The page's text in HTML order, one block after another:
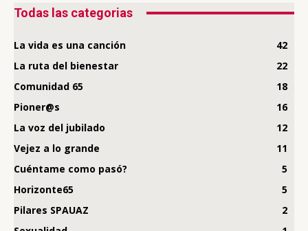
Todas las categorias
La vida es una canción
42
La ruta del bienestar
22
Comunidad 65
18
Pioner@s
16
La voz del jubilado
12
Vejez a lo grande
11
Cuéntame como pasó?
5
Horizonte65
5
Pilares SPAUAZ
2